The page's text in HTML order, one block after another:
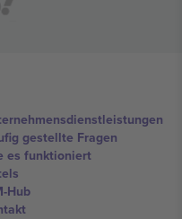
gestellte Fragen
es funktioniert
Hub